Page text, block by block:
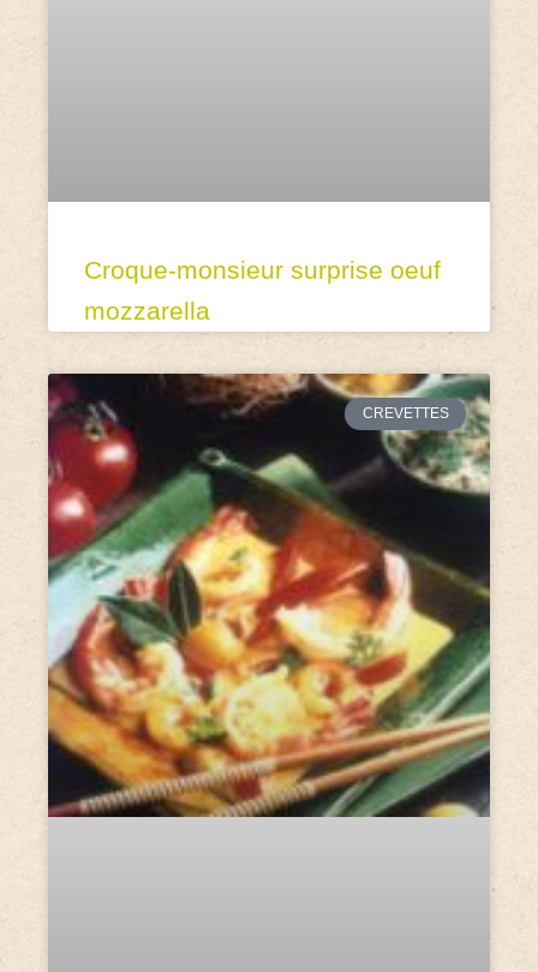
Croque-monsieur surprise oeuf
mozzarella
CREVETTES